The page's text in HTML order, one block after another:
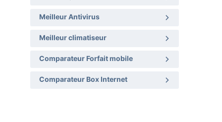
Meilleur Antivirus
Meilleur climatiseur
Comparateur Forfait mobile
Comparateur Box Internet